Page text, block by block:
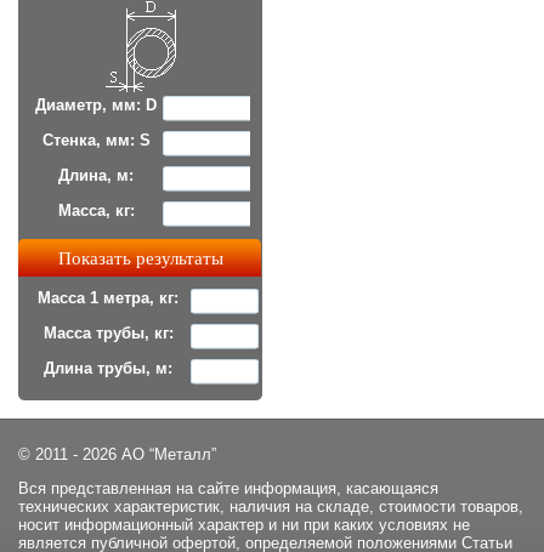
Диаметр, мм: D
Стенка, мм: S
Длина, м:
Масса, кг:
Масса 1 метра, кг:
Масса трубы, кг:
Длина трубы, м:
© 2011 - 2026 АО “Металл”
Вся представленная на сайте информация, касающаяся
технических характеристик, наличия на складе, стоимости товаров,
носит информационный характер и ни при каких условиях не
является публичной офертой, определяемой положениями Статьи